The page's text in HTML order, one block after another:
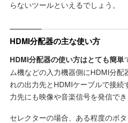
らないツールといえるでしょう。
HDMI分配器の主な使い方
HDMI分配器の使い方はとても簡単
ム機などの入力機器側にHDMI分
れの出力先とHDMIケーブルで接続
力先にも映像や音楽信号を発信でき
セレクターの場合、ある程度のボ